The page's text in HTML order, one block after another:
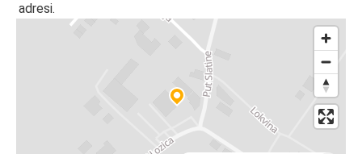
adresi.